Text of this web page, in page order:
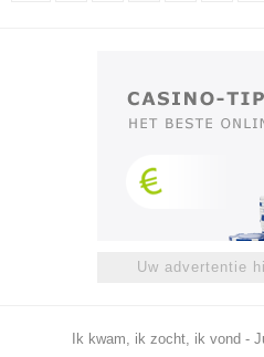
Uw advertentie
Ik kwam, ik zocht, ik vond -